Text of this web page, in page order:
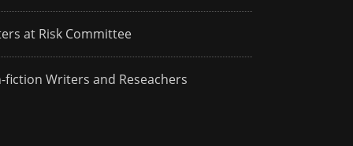
at Risk Committee
fiction Writers and Reseachers